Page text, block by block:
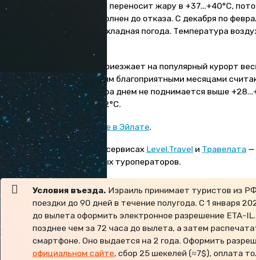
сюда едут те, кто хорошо переносит жару в +37...+40°С,
Зимой Эйлат тоже не заполнен до отказа. С декабря по
Красного моря в меру прохладная погода. Температура
Больше всего туристов приезжает на популярный курорт
отдыхать в Эйлате? Самым благоприятными месяцами
время столбик термометра днем не поднимается выше
опускается ниже +18...+22°С.
Узнайте больше об отдыхе в Эйлате.
Выгодные туры ищите на сервисах Level.Travel и Травелата —
предложения среди разных туроператоров.
Условия въезда. Израиль принимает туристов из
поездки до 90 дней в течение полугода. С 1 января
до вылета оформить электронное разрешение ETA-
позднее чем за 72 часа до вылета, а затем
смартфоне. Оно выдается на 2 года. Оформить
официальном сайте, сбор 25 шекелей (≈7$), оплата